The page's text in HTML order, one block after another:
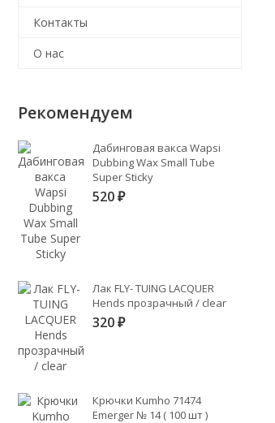
Контакты
О нас
Рекомендуем
Дабинговая вакса Wapsi
Dubbing Wax Small Tube
Super Sticky
520 ₽
Лак FLY- TUING LACQUER
Hends прозрачный / clear
320 ₽
Крючки Kumho 71474
Emerger № 14 ( 100 шт )